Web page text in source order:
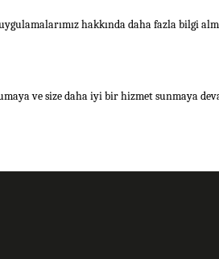
hakkında daha fazla bilgi
ve size daha iyi bir hizmet sunmaya